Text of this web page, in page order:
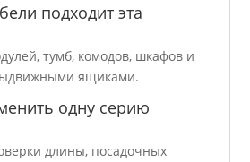
подходит эта
тумб, комодов, шкафов и
ящиками.
одну серию
длины, посадочных